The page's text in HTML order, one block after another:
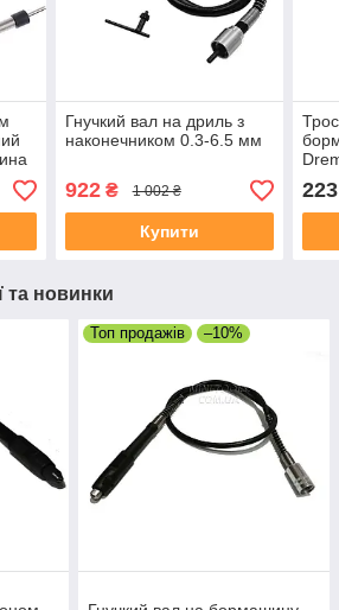
Гнучкий вал на дриль з
наконечником 0.3-6.5 мм
922₴ 1 002 ₴
Купити
223
та новинки
Топ продажів –10%